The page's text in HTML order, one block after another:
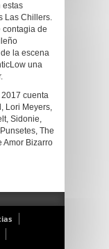
estas
Las Chillers.
contagia de
la escena
una
cuenta
Lori Meyers,
Sidonie,
The
Amor Bizarro